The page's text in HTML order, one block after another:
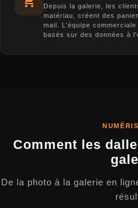
Depuis la galerie, les
matériau, créent des
mail. L'équipe
basés sur des données à
Comment les
De la photo à la galerie en